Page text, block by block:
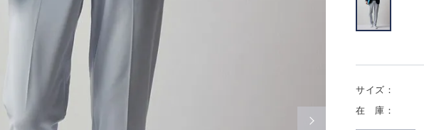
サイズ：
在 庫：